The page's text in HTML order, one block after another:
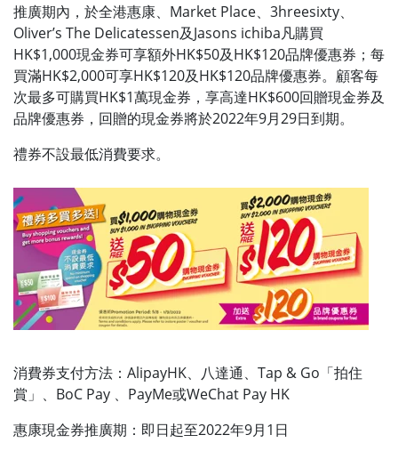
推廣期內，於全港惠康、Market Place、3hreesixty、
Oliver’s The Delicatessen及Jasons ichiba凡購買
HK$1,000現金券可享額外HK$50及HK$120品牌優惠券；每
買滿HK$2,000可享HK$120及HK$120品牌優惠券。顧客每
次最多可購買HK$1萬現金券，享高達HK$600回贈現金券及
品牌優惠券，回贈的現金券將於2022年9月29日到期。
禮券不設最低消費要求。
消費券支付方法：AlipayHK、八達通、Tap & Go「拍住
賞」、BoC Pay 、PayMe或WeChat Pay HK
惠康現金券推廣期：即日起至2022年9月1日